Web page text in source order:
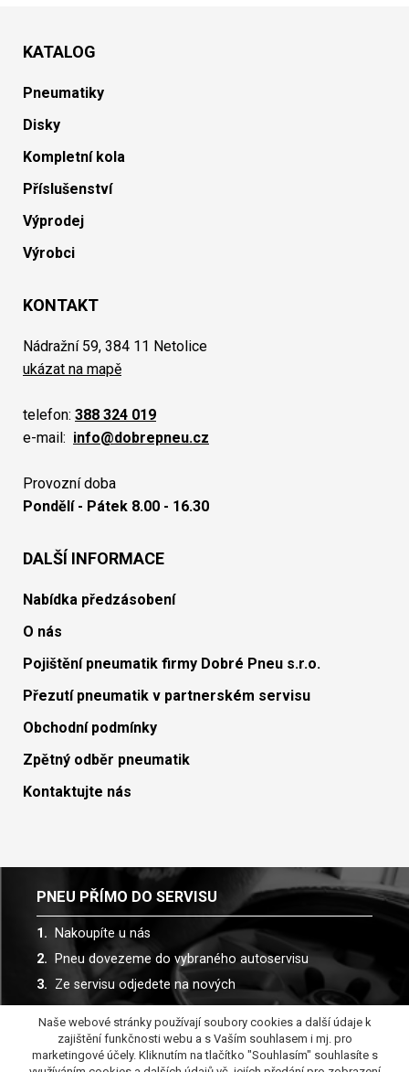
KATALOG
Pneumatiky
Disky
Kompletní kola
Příslušenství
Výprodej
Výrobci
KONTAKT
Nádražní 59, 384 11 Netolice
ukázat na mapě
telefon: 388 324 019
e-mail: info@dobrepneu.cz
Provozní doba
Pondělí - Pátek 8.00 - 16.30
DALŠÍ INFORMACE
Nabídka předzásobení
O nás
Pojištění pneumatik firmy Dobré Pneu s.r.o.
Přezutí pneumatik v partnerském servisu
Obchodní podmínky
Zpětný odběr pneumatik
Kontaktujte nás
PNEU PŘÍMO DO SERVISU
Nakoupíte u nás
Pneu dovezeme do vybraného autoservisu
Ze servisu odjedete na nových
Spolupracujeme s více než 30 autoservisy
Naše webové stránky používají soubory cookies a další údaje k
zajištění funkčnosti webu a s Vaším souhlasem i mj. pro
marketingové účely. Kliknutím na tlačítko "Souhlasím" souhlasíte s